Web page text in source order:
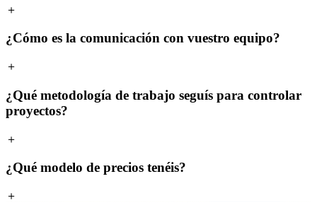
＋
¿Cómo es la comunicación con vuestro equipo?
＋
¿Qué metodología de trabajo seguís para controlar
proyectos?
＋
¿Qué modelo de precios tenéis?
＋